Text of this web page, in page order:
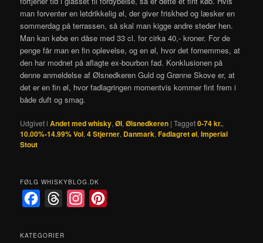
man forventer en letdrikkelig øl, der giver friskhed og læsker en
sommerdag på terrassen, så skal man kigge andre steder hen.
Man kan købe en dåse med 33 cl. for cirka 40,- kroner. For de
penge får man en fin oplevelse, og en øl, hvor det fornemmes, at
den har modnet på aflagte ex-bourbon fad. Konklusionen på
denne anmeldelse af Ølsnedkeren Guld og Grønne Skove er, at
det er en fin øl, hvor fadlagringen momentvis kommer fint frem i
både duft og smag.
Udgivet i Andet med whisky,Øl,Ølsnedkeren |Tagget0-74 kr.,
10.00%-14.99% Vol,4 Stjerner, Danmark,Fadlagret øl,Imperial
Stout
FØLG WHISKYBLOG.DK
c
r
KATEGORIER